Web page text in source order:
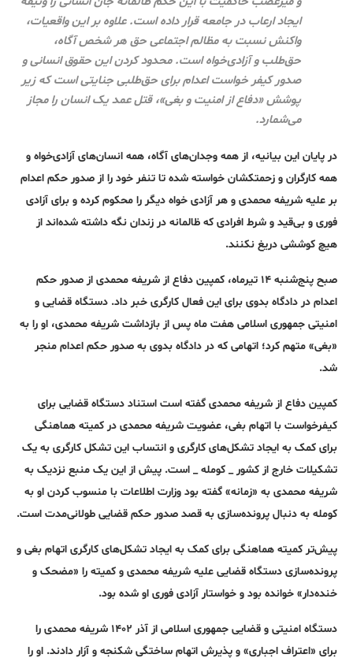
ایجاد ارعاب در جامعه قرار داده است. علاوه بر این واقعیات،
واکنش نسبت به مظالم اجتماعی حق هر شخص آگاه،
حق‌طلب و آزادی‌خواه است. محدود کردن این حقوق انسانی و
صدور کیفر خواست اعدام برای حق‌طلبی جنایتی است که زیر
پوشش «دفاع از امنیت و بغی»، قتل عمد یک انسان را مجاز
می‌شمارد.
در پایان این بیانیه، از همه وجدان‌های آگاه، همه انسان‌های آزادی‌خواه و
همه کارگران و زحمتکشان خواسته شده تا تنفر خود را از صدور حکم اعدام
بر علیه شریفه محمدی و هر آزادی خواه دیگر را محکوم کرده و برای آزادی
فوری و بی‌قید و شرط افرادی که ظالمانه در زندان نگه داشته شده‌اند از
هیچ کوششی دریغ نکنند.
صبح پنج‌شنبه ۱۴ تیرماه، کمپین دفاع از شریفه محمدی از صدور حکم
اعدام در دادگاه بدوی برای این فعال کارگری خبر داد. دستگاه قضایی و
امنیتی جمهوری اسلامی هفت ماه پس از بازداشت شریفه محمدی، او را به
«بغی» متهم کرد؛ اتهامی که در دادگاه بدوی به صدور حکم اعدام منجر
شد.
کمپین دفاع از شریفه محمدی گفته است استناد دستگاه قضایی برای
کیفرخواست با اتهام بغی، عضویت شریفه محمدی در کمیته هماهنگی
برای کمک به ایجاد تشکل‌های کارگری و انتساب این تشکل کارگری به یک
تشکیلات خارج از کشور _ کومله _ است. پیش از این یک منبع نزدیک به
شریفه محمدی به «زمانه» گفته بود وزارت اطلاعات با منسوب کردن او به
کومله به دنبال پرونده‌سازی به قصد صدور حکم قضایی طولانی‌مدت است.
پیش‌تر کمیته هماهنگی برای کمک به ایجاد تشکل‌های کارگری اتهام بغی و
پرونده‌سازی دستگاه قضایی علیه شریفه محمدی و کمیته را «مضحک و
خنده‌دار» خوانده بود و خواستار آزادی فوری او شده بود.
دستگاه امنیتی و قضایی جمهوری اسلامی از آذر ۱۴۰۲ شریفه محمدی را
برای «اعتراف اجباری» و پذیرش اتهام ساختگی شکنجه و آزار دادند. او را